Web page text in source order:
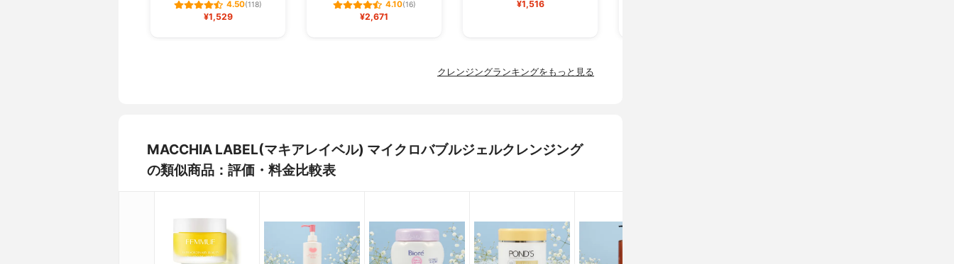
4.50(118)
¥1,529
4.10(16)
¥2,671
¥1,516
クレンジングランキングをもっと見る
MACCHIA LABEL(マキアレイベル) マイクロバブルジェルクレンジング
の類似商品：評価・料金比較表